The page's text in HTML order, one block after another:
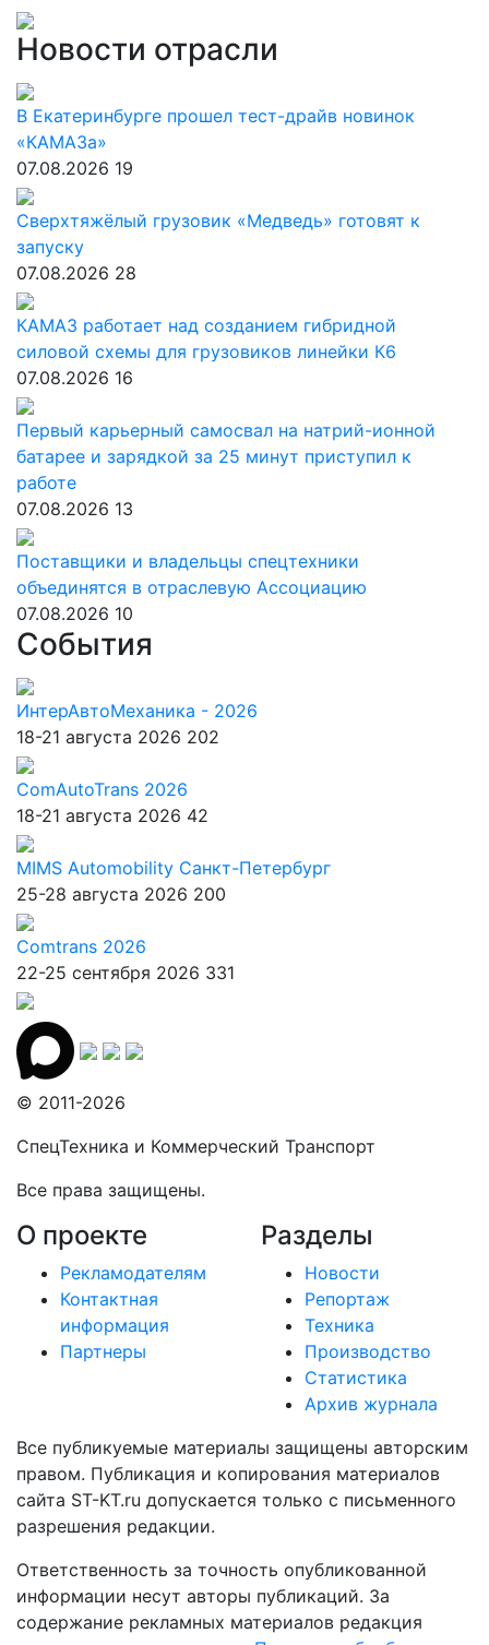
Новости отрасли
В Екатеринбурге прошел тест-драйв новинок
«КАМАЗа»
07.08.2026 19
Сверхтяжёлый грузовик «Медведь» готовят к
запуску
07.08.2026 28
КАМАЗ работает над созданием гибридной
силовой схемы для грузовиков линейки К6
07.08.2026 16
Первый карьерный самосвал на натрий-ионной
батарее и зарядкой за 25 минут приступил к
работе
07.08.2026 13
Поставщики и владельцы спецтехники
объединятся в отраслевую Ассоциацию
07.08.2026 10
События
ИнтерАвтоМеханика - 2026
18-21 августа 2026 202
ComAutoTrans 2026
18-21 августа 2026 42
MIMS Automobility Санкт-Петербург
25-28 августа 2026 200
Comtrans 2026
22-25 сентября 2026 331
© 2011-2026
СпецТехника и Коммерческий Транспорт
Все права защищены.
О проекте
Рекламодателям
Контактная
информация
Партнеры
Разделы
Новости
Репортаж
Техника
Производство
Статистика
Архив журнала
Все публикуемые материалы защищены авторским
правом. Публикация и копирования материалов
сайта ST-KT.ru допускается только с письменного
разрешения редакции.
Ответственность за точность опубликованной
информации несут авторы публикаций. За
содержание рекламных материалов редакция